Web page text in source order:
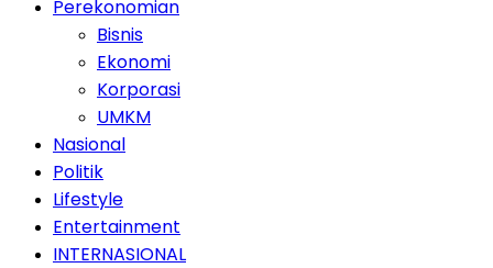
Perekonomian
Bisnis
Ekonomi
Korporasi
UMKM
Nasional
Politik
Lifestyle
Entertainment
INTERNASIONAL